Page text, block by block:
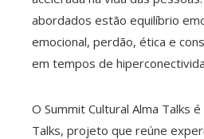
abordados estão equilíbrio
emocional, perdão, ética e
em tempos de
O Summit Cultural Alma Talks
Talks, projeto que reúne